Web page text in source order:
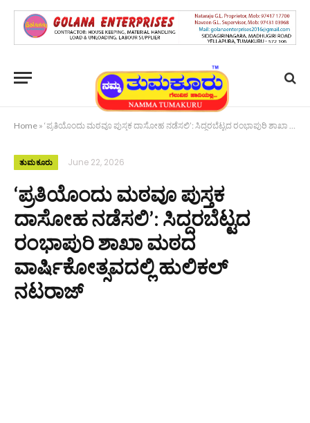
Home » ‘ಪ್ರತಿಯೊಂದು ಮಠವೂ ಪುಸ್ತಕ ದಾಸೋಹ ನಡೆಸಲಿ’: ಸಿದ್ದರಬೆಟ್ಟದ ರಂಭಾಪುರಿ ಶಾಖಾ ಮಠದ ವಾರ್ಷಿಕೋತ್ಸವದಲ್ಲಿ ಹುಲಿಕಲ್ ನಟರಾಜ್
ತುಮಕೂರು June 22, 2026
‘ಪ್ರತಿಯೊಂದು ಮಠವೂ ಪುಸ್ತಕ
ದಾಸೋಹ ನಡೆಸಲಿ’: ಸಿದ್ದರಬೆಟ್ಟದ
ರಂಭಾಪುರಿ ಶಾಖಾ ಮಠದ
ವಾರ್ಷಿಕೋತ್ಸವದಲ್ಲಿ ಹುಲಿಕಲ್
ನಟರಾಜ್